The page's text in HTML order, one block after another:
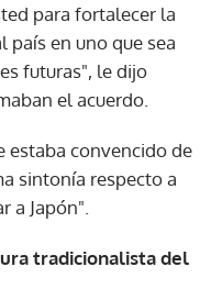
para fortalecer la
país en uno que sea
futuras", le dijo
el acuerdo.
estaba convencido de
sintonía respecto a
a Japón".
tradicionalista del